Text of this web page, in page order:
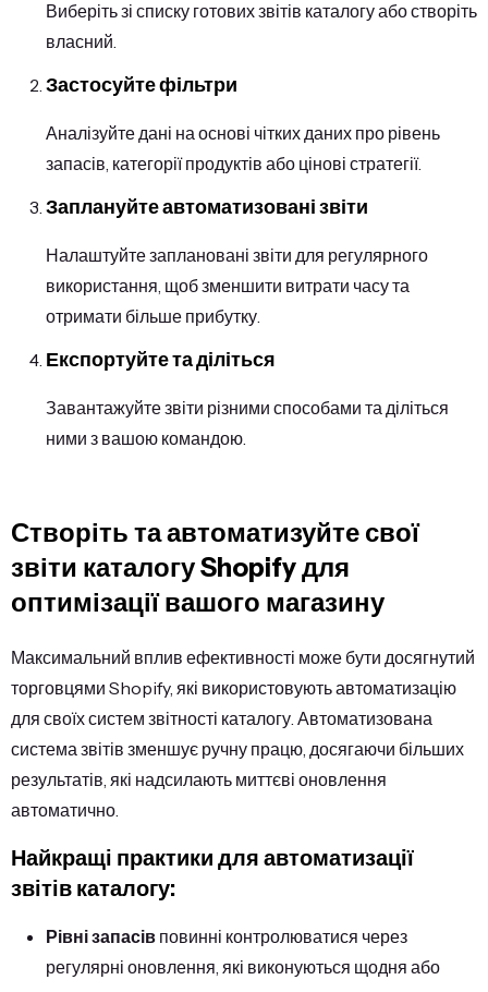
Виберіть зі списку готових звітів каталогу або створіть
власний.
Застосуйте фільтри
Аналізуйте дані на основі чітких даних про рівень
запасів, категорії продуктів або цінові стратегії.
Заплануйте автоматизовані звіти
Налаштуйте заплановані звіти для регулярного
використання, щоб зменшити витрати часу та
отримати більше прибутку.
Експортуйте та діліться
Завантажуйте звіти різними способами та діліться
ними з вашою командою.
Створіть та автоматизуйте свої
звіти каталогу Shopify для
оптимізації вашого магазину
Максимальний вплив ефективності може бути досягнутий
торговцями Shopify, які використовують автоматизацію
для своїх систем звітності каталогу. Автоматизована
система звітів зменшує ручну працю, досягаючи більших
результатів, які надсилають миттєві оновлення
автоматично.
Найкращі практики для автоматизації
звітів каталогу:
Рівні запасів повинні контролюватися через
регулярні оновлення, які виконуються щодня або